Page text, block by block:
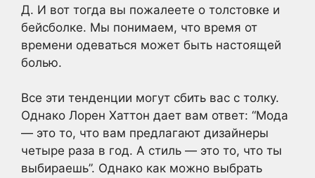
Д. И вот тогда вы пожалеете о толстовке и
бейсболке. Мы понимаем, что время от
времени одеваться может быть настоящей
болью.
Все эти тенденции могут сбить вас с толку.
Однако Лорен Хаттон дает вам ответ: “Мода
— это то, что вам предлагают дизайнеры
четыре раза в год. А стиль — это то, что ты
выбираешь”. Однако как можно выбрать